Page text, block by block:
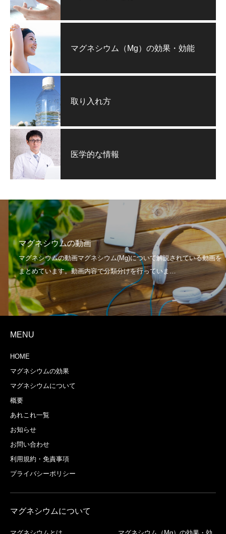
マグネシウム（Mg）の効果・効能
取り入れ方
医学的な情報
マグネシウムの動画
MENU
HOME
マグネシウムの効果
マグネシウムについて
概要
あれこれ一覧
お知らせ
お問い合わせ
利用規約・免責事項
プライバシーポリシー
マグネシウムについて